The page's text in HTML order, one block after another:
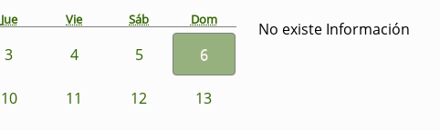
Jue Vie Sáb Dom
3 4 5 6
10 11 12 13
No existe Información